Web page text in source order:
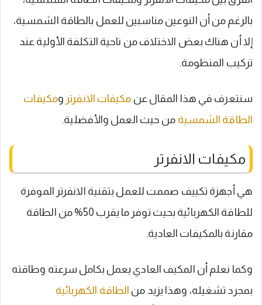
بالرغم من أن النوعين مناسبين للعمل بالطاقة الشمسية،
إلا أن هناك بعض الاختلاف من ناحية التكلفة الأولية عند
تركيب المنظومة.
سنتعرف في هذا المقال عن مكيفات الانفرتر ومكيفات
الطاقة الشمسية من حيث العمل والأفضلية.
مكيفات الانفرتر
هي أجهزة تكييف صممت للعمل بتقنية الانفرتر الموفرة
للطاقة الكهربائية بحيث توفر ما يقرب 50% من الطاقة
مقارنة بالمكيفات العادية.
وكما نعلم أن المكيف العادي يعمل بكامل سرعته وطاقته
بمجرد تشغيله، وهذا يزيد من الطاقة الكهربائية